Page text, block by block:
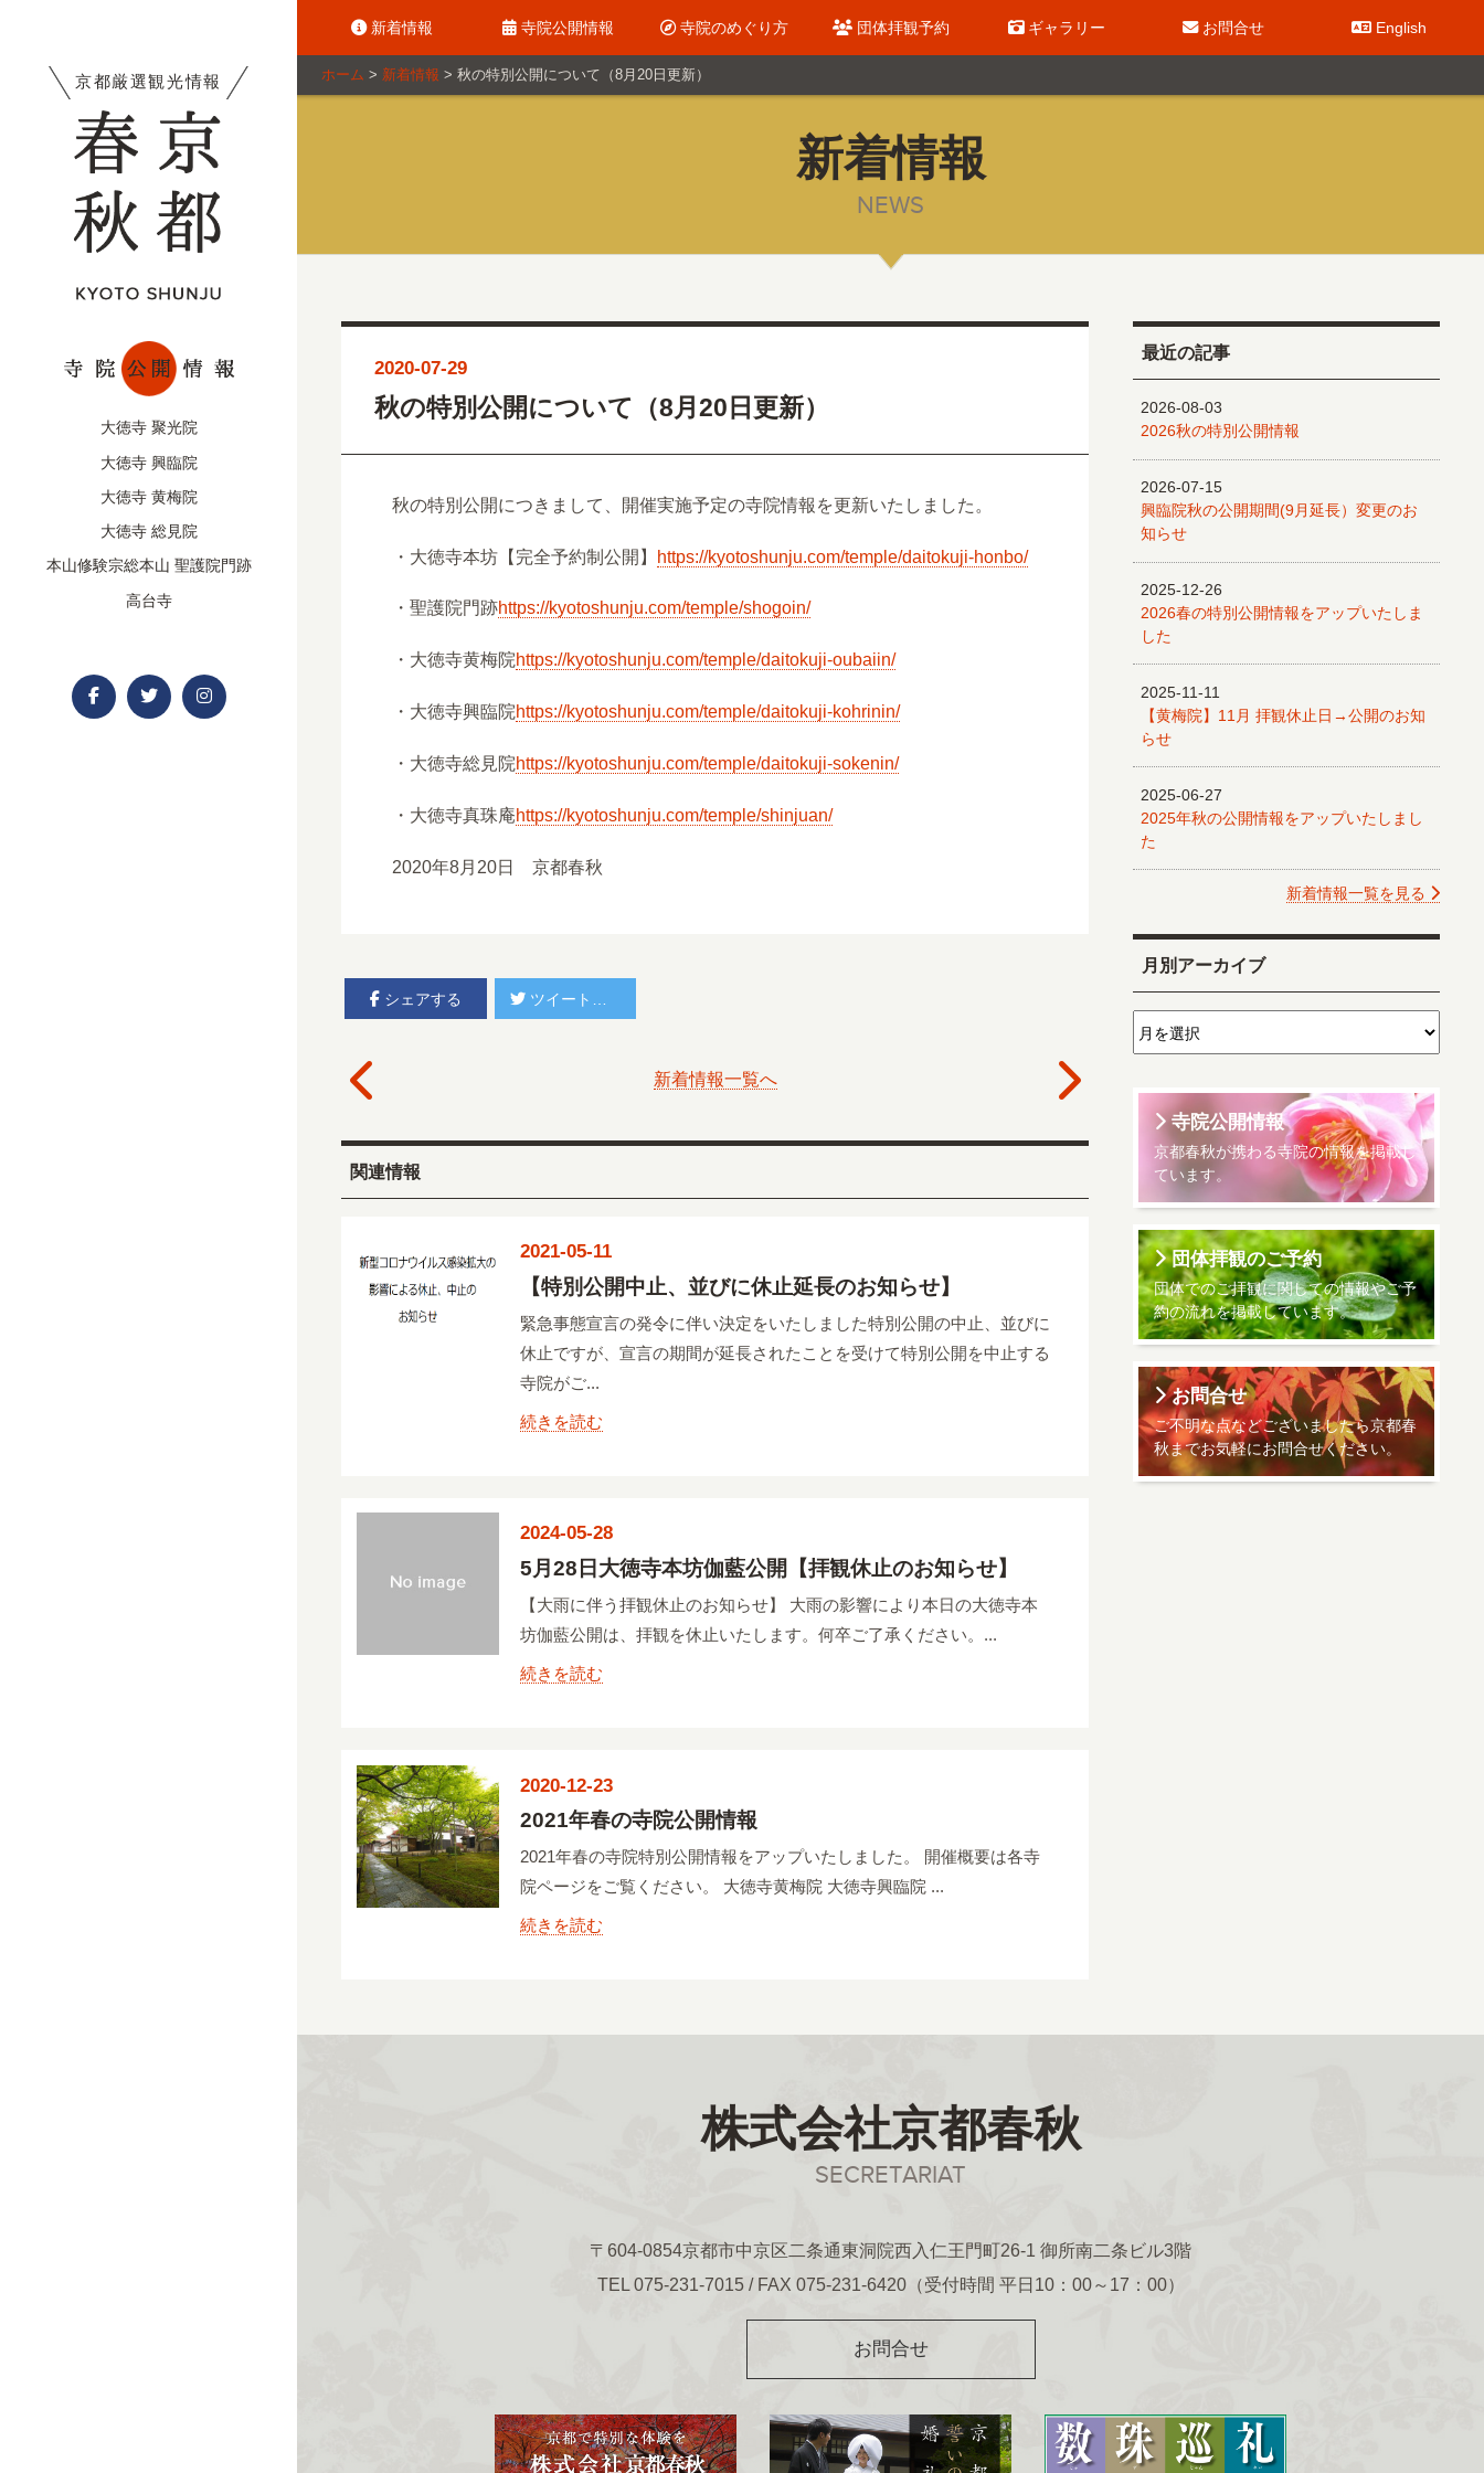
京都厳選観光情報
大徳寺 聚光院
大徳寺 興臨院
大徳寺 黄梅院
大徳寺 総見院
本山修験宗総本山 聖護院門跡
高台寺
新着情報 寺院公開情報 寺院のめぐり方 団体拝観予約 ギャラリー お問合せ English
ホーム > 新着情報 > 秋の特別公開について（8月20日更新）
新着情報
NEWS
2020-07-29
秋の特別公開について（8月20日更新）
秋の特別公開につきまして、開催実施予定の寺院情報を更新いたしました。
・大徳寺本坊【完全予約制公開】 https://kyotoshunju.com/temple/daitokuji-honbo/
・聖護院門跡https://kyotoshunju.com/temple/shogoin/
・大徳寺黄梅院https://kyotoshunju.com/temple/daitokuji-oubaiin/
・大徳寺興臨院https://kyotoshunju.com/temple/daitokuji-kohrinin/
・大徳寺総見院https://kyotoshunju.com/temple/daitokuji-sokenin/
・大徳寺真珠庵https://kyotoshunju.com/temple/shinjuan/
2020年8月20日 京都春秋
シェアする ツイートする
新着情報一覧へ
関連情報
2021-05-11
【特別公開中止、並びに休止延長のお知らせ】
緊急事態宣言の発令に伴い決定をいたしました特別公開の中止、並びに
休止ですが、宣言の期間が延長されたことを受けて特別公開を中止する
寺院がご...
続きを読む
2024-05-28
5月28日大徳寺本坊伽藍公開【拝観休止のお知らせ】
【大雨に伴う拝観休止のお知らせ】 大雨の影響により本日の大徳寺本
坊伽藍公開は、拝観を休止いたします。何卒ご了承ください。...
続きを読む
2020-12-23
2021年春の寺院公開情報
2021年春の寺院特別公開情報をアップいたしました。 開催概要は各寺
院ページをご覧ください。 大徳寺黄梅院 大徳寺興臨院 ...
続きを読む
最近の記事
2026-08-03
2026秋の特別公開情報
2026-07-15
興臨院秋の公開期間(9月延長）変更のお
知らせ
2025-12-26
2026春の特別公開情報をアップいたしま
した
2025-11-11
【黄梅院】11月 拝観休止日→公開のお知
らせ
2025-06-27
2025年秋の公開情報をアップいたしまし
た
新着情報一覧を見る
月別アーカイブ
寺院公開情報
京都春秋が携わる寺院の情報を掲載し
ています。
団体拝観のご予約
団体でのご拝観に関しての情報やご予
約の流れを掲載しています。
お問合せ
ご不明な点などございましたら京都春
秋までお気軽にお問合せください。
株式会社京都春秋
SECRETARIAT
〒604-0854京都市中京区二条通東洞院西入仁王門町26-1 御所南二条ビル3階
TEL 075-231-7015/ FAX 075-231-6420（受付時間 平日10：00～17：00）
お問合せ